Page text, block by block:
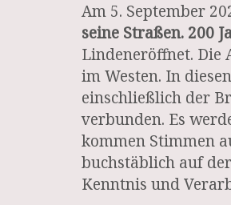
Am 5. September
seine Straßen. 200
Lindeneröffnet. Die
im Westen. In
einschließlich der
verbunden. Es
kommen Stimmen
buchstäblich auf
Kenntnis und